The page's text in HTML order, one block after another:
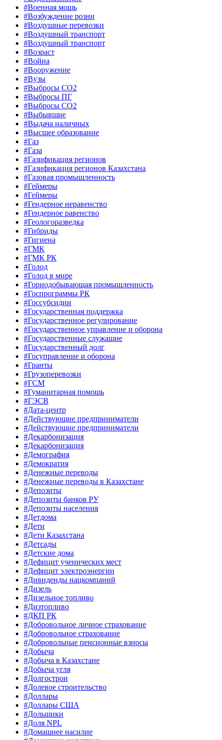
#Военная мощь
#Возбуждение розни
#Воздушные перевозки
#Воздушный транспорт
#Воздушный транспорт
#Возраст
#Война
#Вооружение
#Вузы
#Выбросы CO2
#Выбросы ПГ
#Выбросы СО2
#Выбывшие
#Выдача наличных
#Высшее образование
#Газ
#Газа
#Газификация регионов
#Газификация регионов Казахстана
#Газовая промышленность
#Геймеры
#Геймеры
#Гендерное неравенство
#Гендерное равенство
#Геологоразведка
#Гибриды
#Гигиена
#ГМК
#ГМК РК
#Голод
#Голод в мире
#Горнодобывающая промышленность
#Госпрограммы РК
#Госсубсидии
#Государственная поддержка
#Государственное регулирование
#Государственное управление и оборона
#Государственные служащие
#Государственный долг
#Госуправление и оборона
#Гранты
#Грузоперевозки
#ГСМ
#Гуманитарная помощь
#ГЭСВ
#Дата-центр
#Действующие предприниматели
#Действующие предприниматели
#Декарбонизация
#Декарбонизация
#Демография
#Демократия
#Денежные переводы
#Денежные переводы в Казахстане
#Депозиты
#Депозиты банков РУ
#Депозиты населения
#Детдома
#Дети
#Дети Казахстана
#Детсады
#Детские дома
#Дефицит ученических мест
#Дефицит электроэнергии
#Дивиденды нацкомпаний
#Дизель
#Дизельное топливо
#Дизтопливо
#ДКП РК
#Добровольное личное страхование
#Добровольное страхование
#Добровольные пенсионные взносы
#Добыча
#Добыча в Казахстане
#Добыча угля
#Долгострои
#Долевое строительство
#Доллары
#Доллары США
#Дольщики
#Доля NPL
#Домашнее насилие